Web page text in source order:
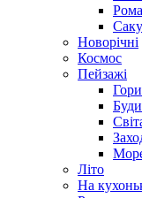
Новорічні
Космос
Пейзажі
Гори
Літо
На